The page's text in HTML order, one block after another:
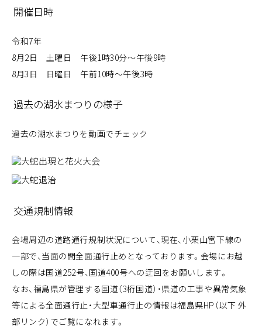
開催日時
令和7年
8月2日 土曜日 午後1時30分～午後9時
8月3日 日曜日 午前10時～午後3時
過去の湖水まつりの様子
過去の湖水まつりを動画でチェック
交通規制情報
会場周辺の道路通行規制状況について、現在、小栗山宮下線の
一部で、当面の間全面通行止めとなっております。会場にお越
しの際は国道252号、国道400号への迂回をお願いします。
なお、福島県が管理する国道（3桁国道）・県道の工事や異常気象
等による全面通行止・大型車通行止の情報は福島県HP（以下 外
部リンク）でご覧になれます。